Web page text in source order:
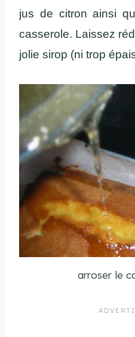
jus de citron ainsi
casserole. Laissez
jolie sirop (ni trop
arroser le